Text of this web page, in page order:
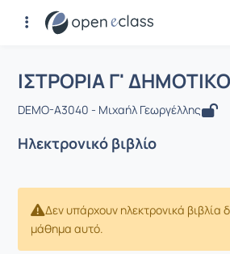
Μάθημα : ΙΣΤΡΟΡΙΑ Γ'
ΙΣΤΡΟΡΙΑ Γ'
DEMO-A3040 - Μιχαήλ Γεωργέλλης
Ηλεκτρονικό βιβλίο
Δεν υπάρχουν ηλεκτρονικά βιβλία
μάθημα αυτό.